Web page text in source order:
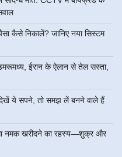
कैसे निकालें? जानिए नया सिस्टम
ईरान के ऐलान से तेल सस्ता,
ये सपने, तो समझ लें बनने वाले हैं
नमक खरीदने का रहस्य—शुक्र और